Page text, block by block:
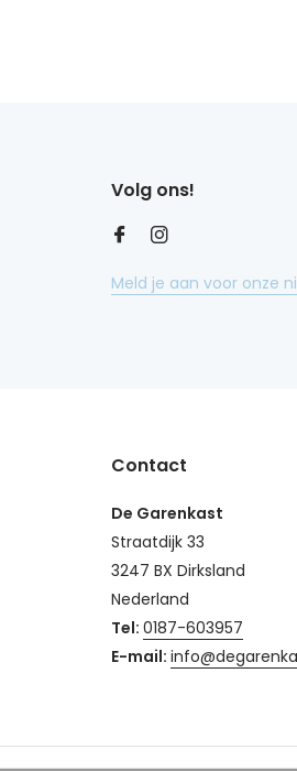
Volg ons!
Meld je aan voor onze
Contact
De Garenkast
Straatdijk 33
3247 BX Dirksland
Nederland
Tel: 0187-603957
E-mail: